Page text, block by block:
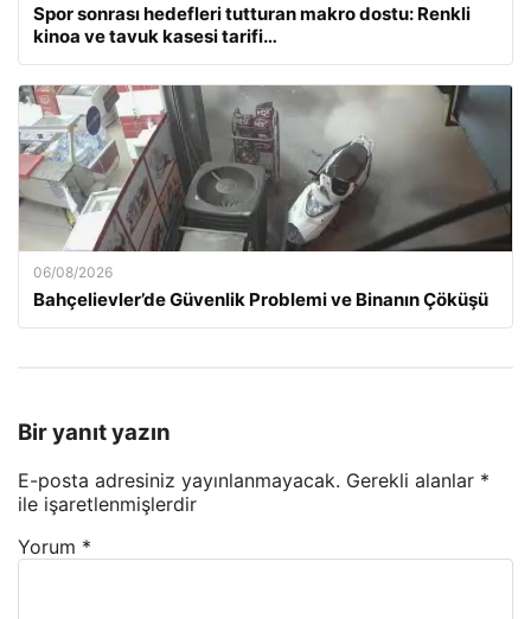
Spor sonrası hedefleri tutturan makro dostu: Renkli
kinoa ve tavuk kasesi tarifi…
06/08/2026
Bahçelievler’de Güvenlik Problemi ve Binanın Çöküşü
Bir yanıt yazın
E-posta adresiniz yayınlanmayacak. Gerekli alanlar *
ile işaretlenmişlerdir
Yorum *